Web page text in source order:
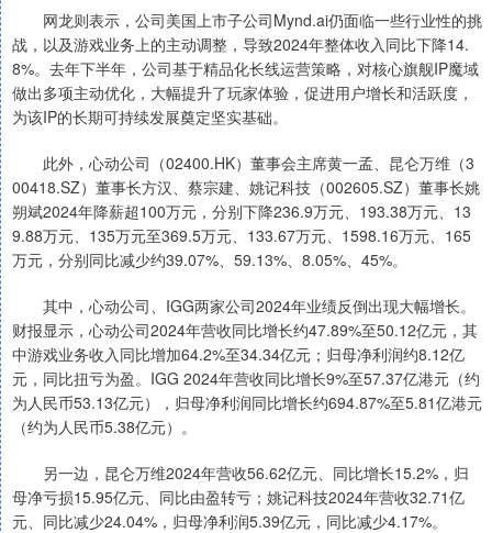
网龙则表示，公司美国上市子公司Mynd.ai仍面临一些行业性的挑
战，以及游戏业务上的主动调整，导致2024年整体收入同比下降14.
8%。去年下半年，公司基于精品化长线运营策略，对核心旗舰IP魔域
做出多项主动优化，大幅提升了玩家体验，促进用户增长和活跃度，
为该IP的长期可持续发展奠定坚实基础。
此外，心动公司（02400.HK）董事会主席黄一孟、昆仑万维（3
00418.SZ）董事长方汉、蔡宗建、姚记科技（002605.SZ）董事长姚
朔斌2024年降薪超100万元，分别下降236.9万元、193.38万元、13
9.88万元、135万元至369.5万元、133.67万元、1598.16万元、165
万元，分别同比减少约39.07%、59.13%、8.05%、45%。
其中，心动公司、IGG两家公司2024年业绩反倒出现大幅增长。
财报显示，心动公司2024年营收同比增长约47.89%至50.12亿元，其
中游戏业务收入同比增加64.2%至34.34亿元；归母净利润约8.12亿
元，同比扭亏为盈。IGG 2024年营收同比增长9%至57.37亿港元（约
为人民币53.13亿元），归母净利润同比增长约694.87%至5.81亿港元
（约为人民币5.38亿元）。
另一边，昆仑万维2024年营收56.62亿元、同比增长15.2%，归
母净亏损15.95亿元、同比由盈转亏；姚记科技2024年营收32.71亿
元、同比减少24.04%，归母净利润5.39亿元，同比减少4.17%。